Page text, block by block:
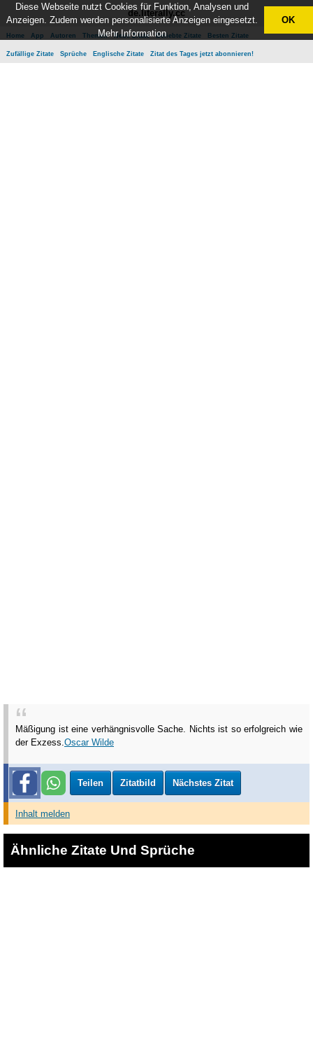
de.literally.cc
Home App Autoren Themen Neue Zitate Beliebte Zitate Besten Zitate
Zufällige Zitate Sprüche Englische Zitate Zitat des Tages jetzt abonnieren!
Mäßigung ist eine verhängnisvolle Sache. Nichts ist so erfolgreich wie
der Exzess.Oscar Wilde
Teilen Zitatbild Nächstes Zitat
Inhalt melden
Ähnliche Zitate Und Sprüche
Diese Webseite nutzt Cookies für Funktion, Analysen und
Anzeigen. Zudem werden personalisierte Anzeigen eingesetzt.
Mehr Information
OK